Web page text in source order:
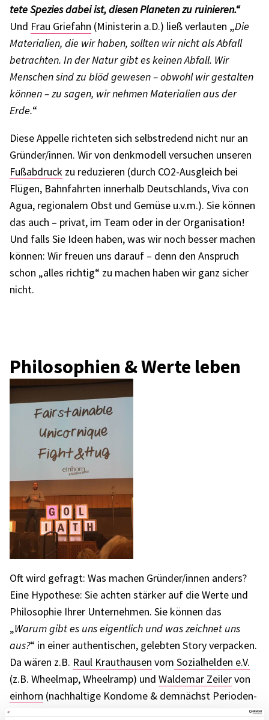
tete Spezies dabei ist, diesen Plane­ten zu ruinie­ren.“
Und Frau Grie­fahn (Minis­te­rin a.D.) ließ verlau­ten „Die
Mate­ria­lien, die wir haben, soll­ten wir nicht als Abfall
betrach­ten. In der Natur gibt es keinen Abfall. Wir
Menschen sind zu blöd gewe­sen – obwohl wir gestal­ten
können – zu sagen, wir nehmen Mate­ria­lien aus der
Erde.“
Diese Appelle rich­te­ten sich selbst­re­dend nicht nur an
Gründer/innen. Wir von denk­mo­dell versu­chen unse­ren
Fußab­druck zu redu­zie­ren (durch CO2-Ausgleich bei
Flügen, Bahn­fahr­ten inner­halb Deutsch­lands, Viva con
Agua, regio­na­lem Obst und Gemüse u.v.m.). Sie können
das auch – privat, im Team oder in der Orga­ni­sa­tion!
Und falls Sie Ideen haben, was wir noch besser machen
können: Wir freuen uns darauf – denn den Anspruch
schon „alles rich­tig“ zu machen haben wir ganz sicher
nicht.
Philo­so­phien & Werte leben
Oft wird gefragt: Was machen Gründer/innen anders?
Eine Hypo­these: Sie achten stär­ker auf die Werte und
Philo­so­phie Ihrer Unter­neh­men. Sie können das
„Warum gibt es uns eigent­lich und was zeich­net uns
aus?“ in einer authen­ti­schen, geleb­ten Story verpa­cken.
Da wären z.B. Raul Kraut­hau­sen vom Sozi­al­hel­den e.V.
(z.B. Wheel­map, Wheel­ramp) und Walde­mar Zeilervon
einhorn (nach­hal­tige Kondome & demnächst Peri­oden­
pro­dukte), die Ihre Werte und Philo­so­phie beim Summit